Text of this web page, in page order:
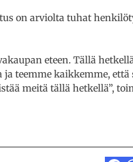
on arviolta tuhat
eteen. Tällä
teemme kaikkemme, että
meitä tällä hetkellä”,